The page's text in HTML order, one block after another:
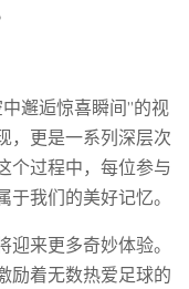
邂逅惊喜瞬间”的视
，更是一系列深层次
个过程中，每位参与
我们的美好记忆。
来更多奇妙体验。
励着无数热爱足球的